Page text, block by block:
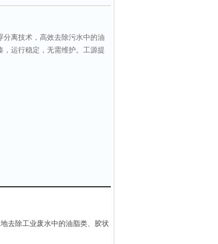
离技术，高效去除污水中的油
运行稳定，无需维护。工源提
去除工业废水中的油脂类、胶状